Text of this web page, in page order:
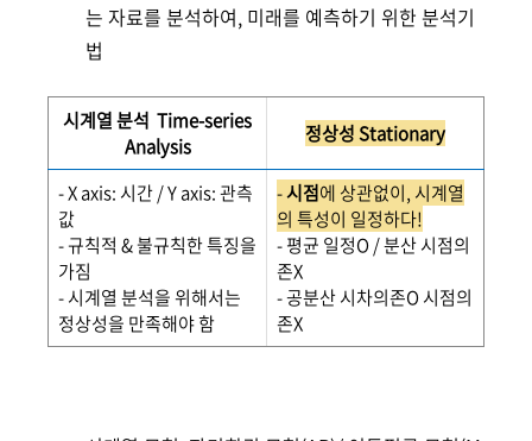
는 자료를 분석하여, 미래를 예측하기 위한 분석기
법
시계열 분석 Time-series
Analysis
정상성 Stationary
- X axis: 시간 / Y axis: 관측
값
- 규칙적 & 불규칙한 특징을
가짐
- 시계열 분석을 위해서는
정상성을 만족해야 함
-시점에 상관없이, 시계열
의 특성이 일정하다!
- 평균 일정O / 분산 시점의
존X
- 공분산 시차의존O 시점의
존X